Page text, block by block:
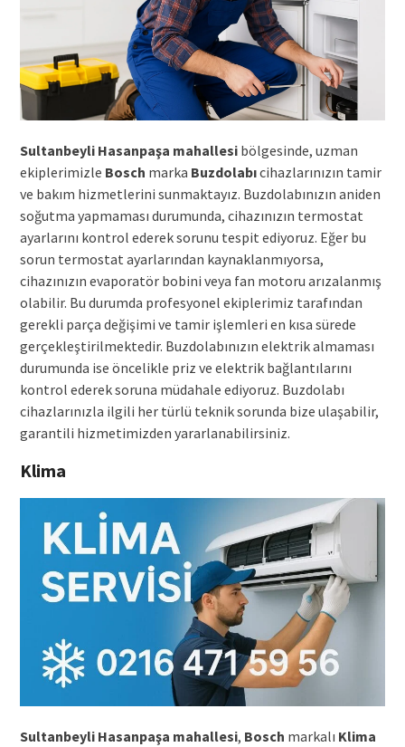
Sultanbeyli Hasanpaşa mahallesibölgesinde, uzman
ekiplerimizle Bosch marka Buzdolabıcihazlarınızın tamir
ve bakım hizmetlerini sunmaktayız. Buzdolabınızın aniden
soğutma yapmaması durumunda, cihazınızın termostat
ayarlarını kontrol ederek sorunu tespit ediyoruz. Eğer bu
sorun termostat ayarlarından kaynaklanmıyorsa,
cihazınızın evaporatör bobini veya fan motoru arızalanmış
olabilir. Bu durumda profesyonel ekiplerimiz tarafından
gerekli parça değişimi ve tamir işlemleri en kısa sürede
gerçekleştirilmektedir. Buzdolabınızın elektrik almaması
durumunda ise öncelikle priz ve elektrik bağlantılarını
kontrol ederek soruna müdahale ediyoruz. Buzdolabı
cihazlarınızla ilgili her türlü teknik sorunda bize ulaşabilir,
garantili hizmetimizden yararlanabilirsiniz.
Klima
Sultanbeyli Hasanpaşa mahallesi, Bosch markalı Klima